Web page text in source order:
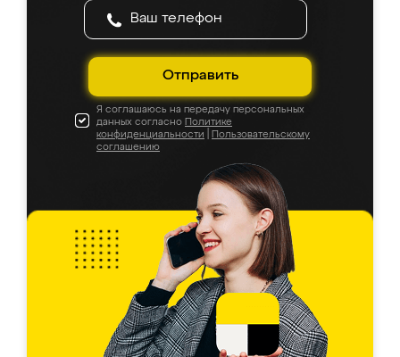
Отправить
Я соглашаюсь на передачу персональных
данных согласно Политике
конфиденциальности
Пользовательскому
соглашению